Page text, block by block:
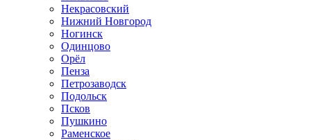
Некрасовский
Нижний Новгород
Ногинск
Одинцово
Орёл
Пенза
Петрозаводск
Подольск
Псков
Пушкино
Раменское